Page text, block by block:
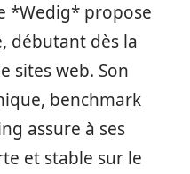
*Wedig* propose
débutant dès la
sites web. Son
benchmark
assure à ses
et stable sur le